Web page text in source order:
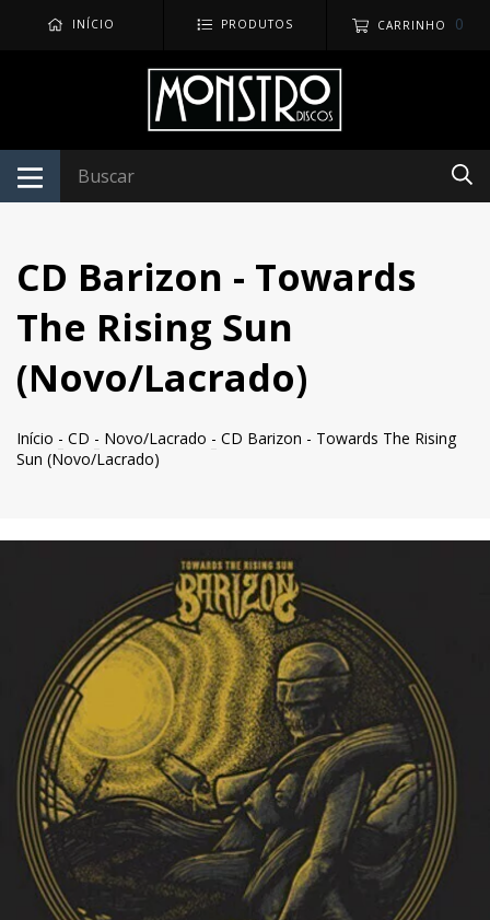
INÍCIO PRODUTOS CARRINHO 0
CD Barizon - Towards
The Rising Sun
(Novo/Lacrado)
Início - CD - Novo/Lacrado - CD Barizon - Towards The Rising
Sun (Novo/Lacrado)